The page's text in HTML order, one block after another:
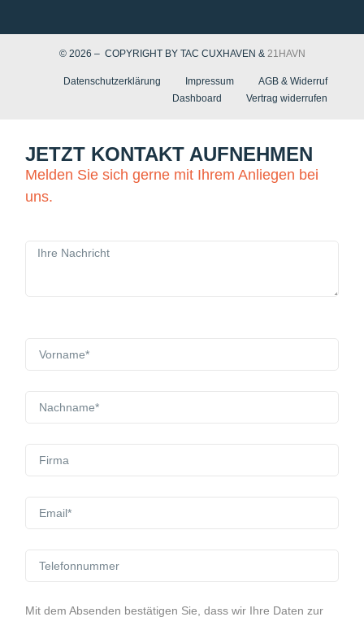
© 2026 – COPYRIGHT BY TAC CUXHAVEN & 21HAVN
Datenschutzerklärung Impressum
AGB & Widerruf
Dashboard
Vertrag widerrufen
JETZT KONTAKT AUFNEHMEN
Melden Sie sich gerne mit Ihrem Anliegen bei
uns.
Mit dem Absenden bestätigen Sie, dass wir Ihre Daten zur